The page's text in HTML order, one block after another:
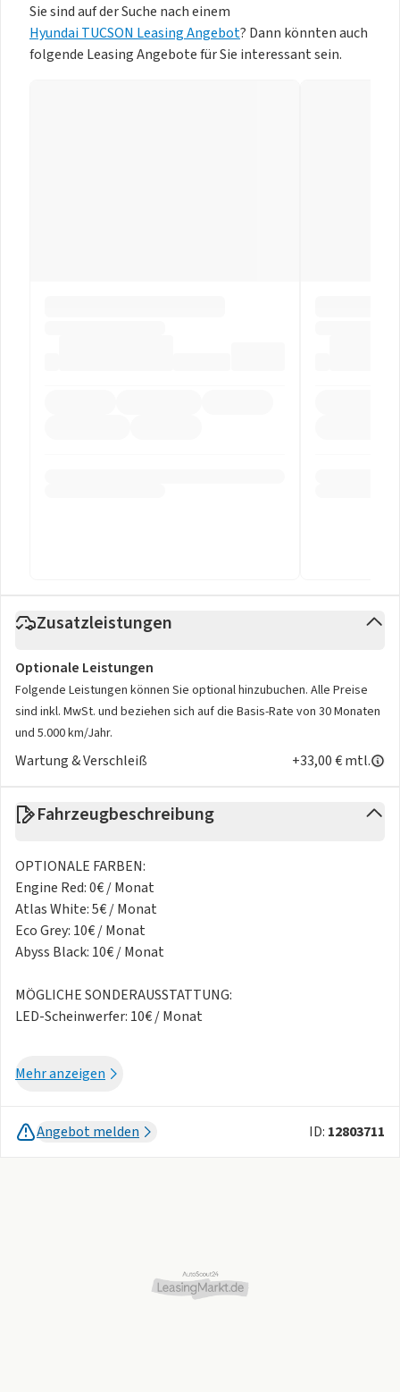
Sie sind auf der Suche nach einem
Hyundai TUCSON Leasing Angebot? Dann könnten auch
folgende Leasing Angebote für Sie interessant sein.
Zusatzleistungen
Optionale Leistungen
Folgende Leistungen können Sie optional hinzubuchen. Alle Preise
sind inkl. MwSt. und beziehen sich auf die Basis-Rate von 30 Monaten
und 5.000 km/Jahr.
Wartung & Verschleiß +33,00 € mtl.
Fahrzeugbeschreibung
OPTIONALE FARBEN:
Engine Red: 0€ / Monat
Atlas White: 5€ / Monat
Eco Grey: 10€ / Monat
Abyss Black: 10€ / Monat
MÖGLICHE SONDERAUSSTATTUNG:
LED-Scheinwerfer: 10€ / Monat
Lichtsensor
LED-Tagfahrlicht in dunkler Optik
Beifahrersitz mit elektrisch einstellbarer Zwei-Wege
Mehr anzeigen
Angebot melden ID: 12803711